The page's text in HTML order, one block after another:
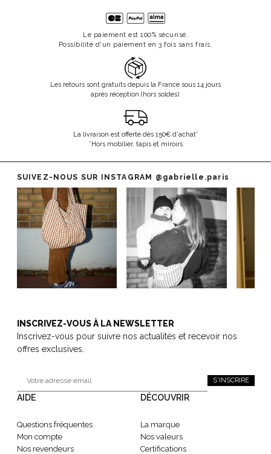
Le paiement est 100% sécurisé.
Possibilité d'un paiement en 3 fois sans frais.
Les retours sont gratuits depuis la France sous 14 jours
après réception (hors soldes).
La livraison est offerte dès 150€ d'achat*
*Hors mobilier, tapis et miroirs
SUIVEZ-NOUS SUR INSTAGRAM @gabrielle.paris
INSCRIVEZ-VOUS À LA NEWSLETTER
Inscrivez-vous pour suivre nos actualités et recevoir nos
offres exclusives.
S'INSCRIRE
AIDE
Questions fréquentes
Mon compte
Nos revendeurs
DÉCOUVRIR
La marque
Nos valeurs
Certifications